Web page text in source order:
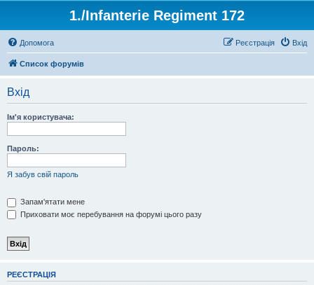
1./Infanterie Regiment 172
Допомога Вхід
Реєстрація
Список форумів
Вхід
Ім'я користувача:
Пароль:
Я забув свій пароль
Запам'ятати мене
Приховати моє перебування на форумі цього разу
РЕЄСТРАЦІЯ